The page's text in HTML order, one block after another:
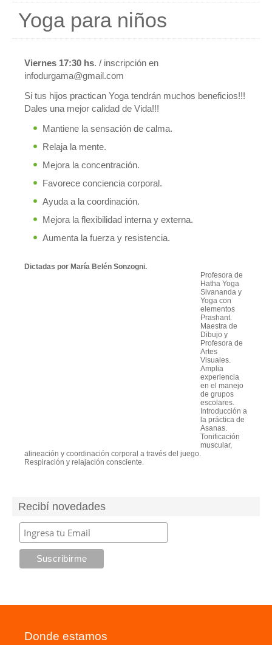
Yoga para niños
Viernes 17:30 hs. / inscripción en
infodurgama@gmail.com
Si tus hijos practican Yoga tendrán muchos beneficios!!!
Dales una mejor calidad de Vida!!!
Mantiene la sensación de calma.
Relaja la mente.
Mejora la concentración.
Favorece conciencia corporal.
Ayuda a la coordinación.
Mejora la flexibilidad interna y externa.
Aumenta la fuerza y resistencia.
Dictadas por María Belén Sonzogni.
Profesora de
Hatha Yoga
Sivananda y
Yoga con
elementos
Prashant.
Maestra de
Dibujo y
Profesora de
Artes
Visuales.
Amplia
experiencia
en el manejo
de grupos
escolares.
Introducción a
la práctica de
Asanas.
Tonificación
muscular,
alineación y coordinación corporal a través del juego.
Respiración y relajación consciente.
Recibí novedades
Donde estamos